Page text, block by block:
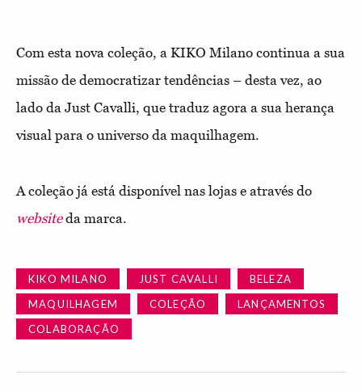
Com esta nova coleção, a KIKO Milano continua a sua
missão de democratizar tendências – desta vez, ao
lado da Just Cavalli, que traduz agora a sua herança
visual para o universo da maquilhagem.
A coleção já está disponível nas lojas e através do
websiteda marca.
KIKO MILANO JUST CAVALLI
BELEZA
MAQUILHAGEM
COLEÇÃO
LANÇAMENTOS
COLABORAÇÃO